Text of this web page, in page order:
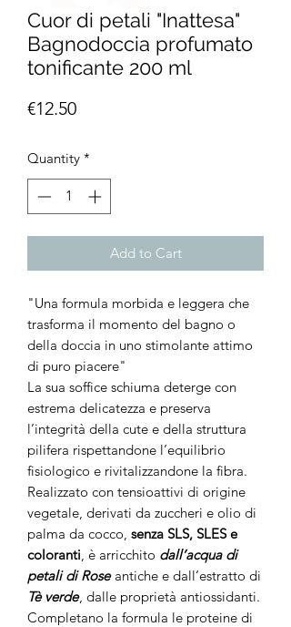
Cuor di petali "Inattesa"
Bagnodoccia profumato
tonificante 200 ml
€12.50Price
Quantity *
Add to Cart
"Una formula morbida e leggera che
trasforma il momento del bagno o
della doccia in uno stimolante attimo
di puro piacere"
La sua soffice schiuma deterge con
estrema delicatezza e preserva
l’integrità della cute e della struttura
pilifera rispettandone l’equilibrio
fisiologico e rivitalizzandone la fibra.
Realizzato con tensioattivi di origine
vegetale, derivati da zuccheri e olio di
palma da cocco, senza SLS, SLES e
coloranti , è arricchito dall’acqua di
petali di Roseantiche e dall’estratto di
Tè verde, dalle proprietà antiossidanti.
Completano la formula le proteine di